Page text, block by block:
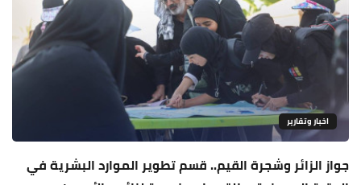
اخبار وتقارير
جواز الزائر وشجرة القيم.. قسم تطوير الموارد البشرية في